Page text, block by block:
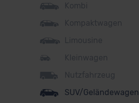
DS
Dacia
Fiat
Ford
Honda
Kombi
Kompaktwagen
Limousine
Kleinwagen
Nutzfahrzeug
SUV/Geländewagen